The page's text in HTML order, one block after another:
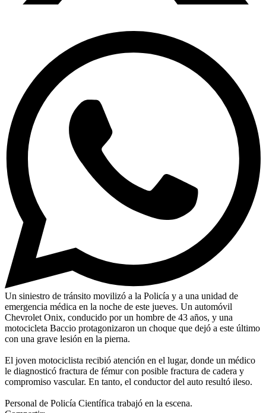
Un siniestro de tránsito movilizó a la Policía y a una unidad de
emergencia médica en la noche de este jueves. Un automóvil
Chevrolet Onix, conducido por un hombre de 43 años, y una
motocicleta Baccio protagonizaron un choque que dejó a este último
con una grave lesión en la pierna.
El joven motociclista recibió atención en el lugar, donde un médico
le diagnosticó fractura de fémur con posible fractura de cadera y
compromiso vascular. En tanto, el conductor del auto resultó ileso.
Personal de Policía Científica trabajó en la escena.